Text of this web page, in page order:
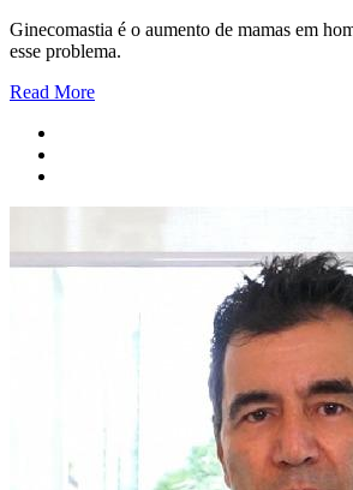
Ginecomastia é o aumento de mamas em
esse problema.
Read More